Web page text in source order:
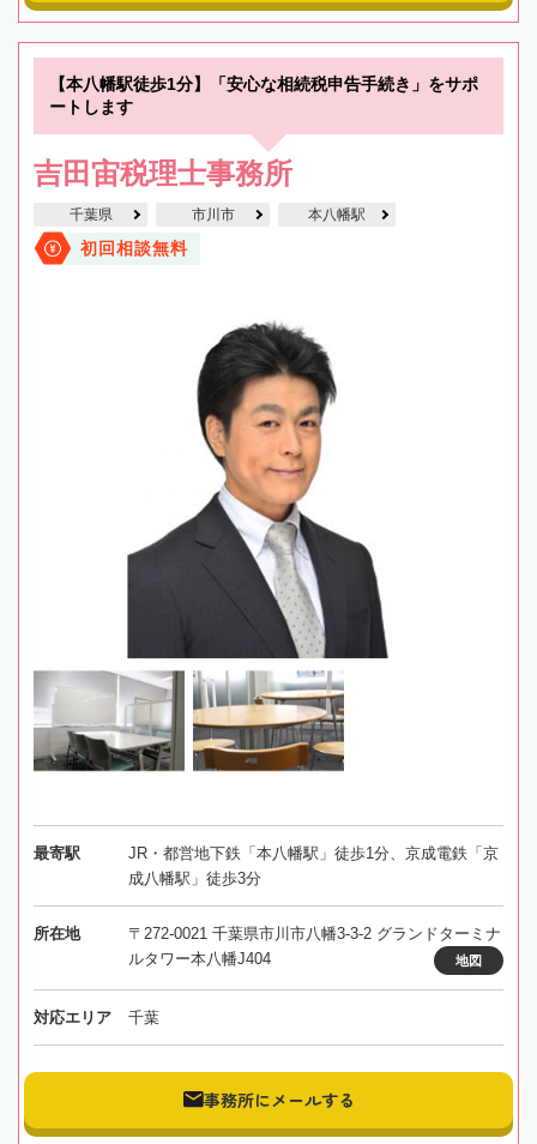
【本八幡駅徒歩1分】「安心な相続税申告手続き」をサポ
ートします
吉田宙税理士事務所
千葉県 市川市 本八幡駅
初回相談無料
最寄駅
JR・都営地下鉄「本八幡駅」徒歩1分、京成電鉄「京
成八幡駅」徒歩3分
所在地
〒272-0021 千葉県市川市八幡3-3-2 グランドターミナ
ルタワー本八幡J404
地図
対応エリア 千葉
事務所にメールする